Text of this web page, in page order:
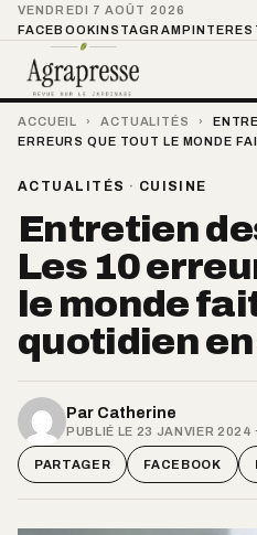
VENDREDI 7 AOÛT 2026
FACEBOOKINSTAGRAM
ACCUEIL › ACTUALITÉS ›
ERREURS QUE TOUT LE MONDE
ACTUALITÉS · CUISINE
Entretien
Les 10
le monde
quotidien
Par Catherine
PUBLIÉ LE 23 JANVIER 2024
PARTAGER FACEBOOK